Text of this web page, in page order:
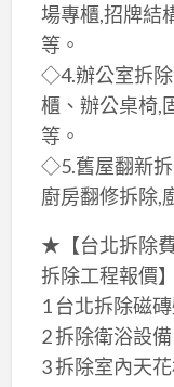
場專櫃,招牌結
等。
◇4.辦公室拆
櫃、辦公桌椅,
等。
◇5.舊屋翻新拆
廚房翻修拆除,
★【台北拆除
拆除工程報價】
1 台北拆除磁
2 拆除衛浴設
3 拆除室內天